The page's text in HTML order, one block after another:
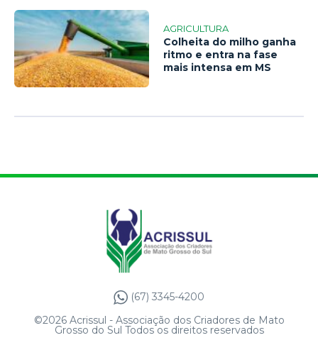
AGRICULTURA
Colheita do milho ganha
ritmo e entra na fase
mais intensa em MS
(67) 3345-4200
©2026 Acrissul - Associação dos Criadores de Mato
Grosso do Sul Todos os direitos reservados